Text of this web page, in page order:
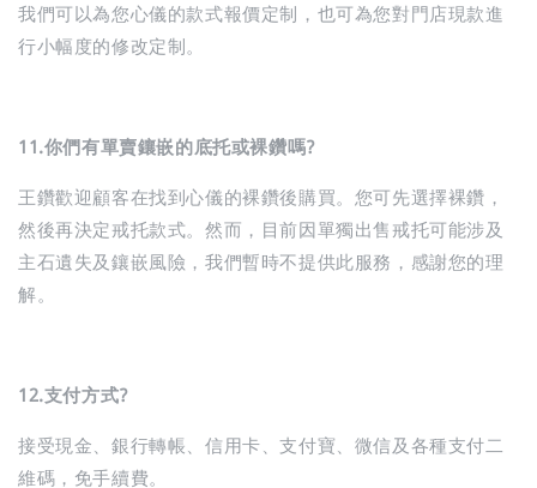
我們可以為您心儀的款式報價定制，也可為您對門店現款進
行小幅度的修改定制。
11.你們有單賣鑲嵌的底托或裸鑽嗎?
王鑽歡迎顧客在找到心儀的裸鑽後購買。您可先選擇裸鑽，
然後再決定戒托款式。然而，目前因單獨出售戒托可能涉及
主石遺失及鑲嵌風險，我們暫時不提供此服務，感謝您的理
解。
12.支付方式?
接受現金、銀行轉帳、信用卡、支付寶、微信及各種支付二
維碼，免手續費。